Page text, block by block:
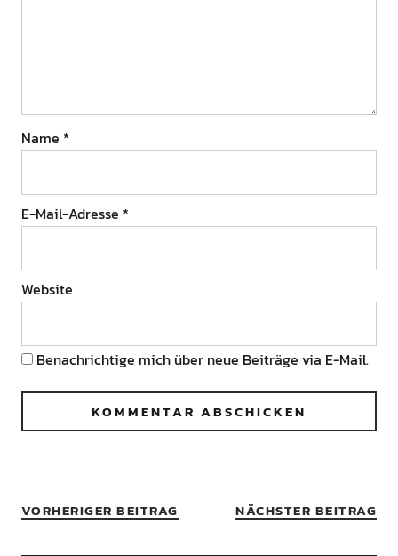
Name *
E-Mail-Adresse *
Website
Benachrichtige mich über neue Beiträge via E-Mail.
VORHERIGER BEITRAG NÄCHSTER BEITRAG